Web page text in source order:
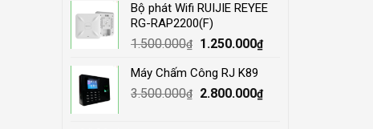
Bộ phát Wifi RUIJIE REYEE
RG-RAP2200(F)
1.500.000₫
Original
was:
1.500.000₫.
1.250.000₫Current
1.250.000₫.
Máy Chấm Công RJ K89
3.500.000₫
Original
2.800.000₫Current